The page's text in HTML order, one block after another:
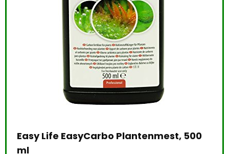
EasyCarbo Plantenmest, 500
Bevat ook